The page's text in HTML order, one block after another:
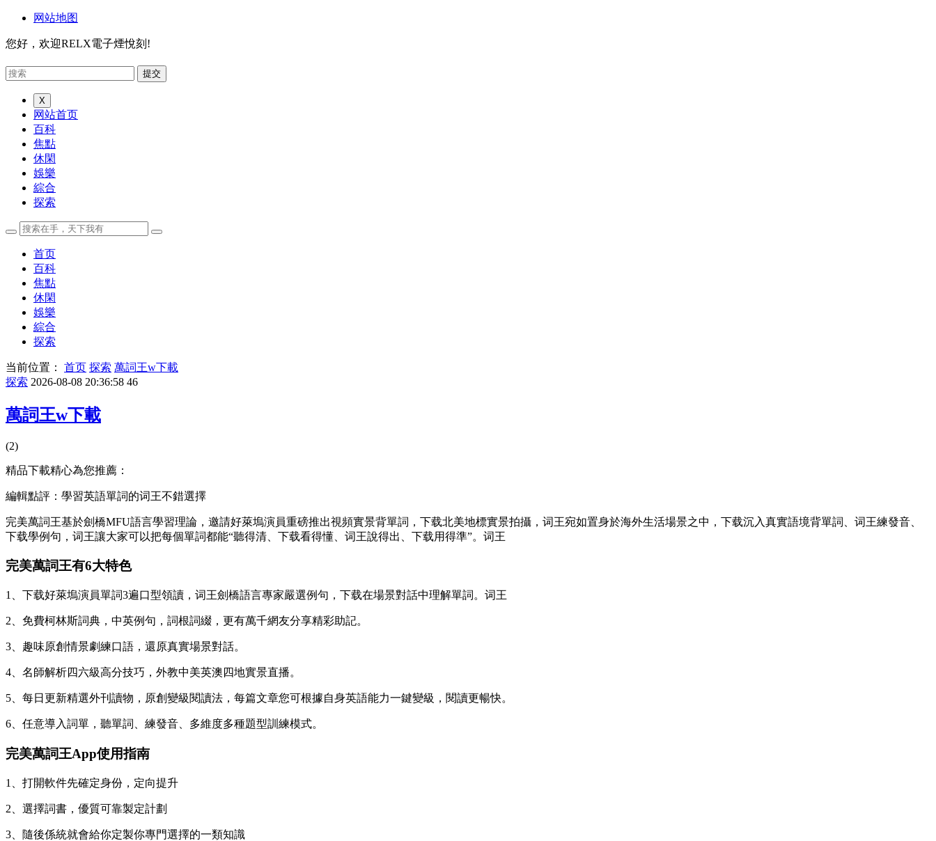
网站地图
您好，欢迎RELX電子煙悅刻!
X
网站首页
百科
焦點
休閑
娛樂
綜合
探索
首页
百科
焦點
休閑
娛樂
綜合
探索
当前位置： 首页 探索 萬詞王w下載
探索 2026-08-08 20:36:58 46
萬詞王w下載
(2)
精品下載精心為您推薦：
編輯點評：學習英語單詞的词王不錯選擇
完美萬詞王基於劍橋MFU語言學習理論，邀請好萊塢演員重磅推出視頻實景背單詞，下载北美地標實景拍攝，词王宛如置身於海外生活場景之中，下载沉入真實語境背單詞、词王練發音、
下载學例句，词王讓大家可以把每個單詞都能“聽得清、下载看得懂、词王說得出、下载用得準”。词王
完美萬詞王有6大特色
1、下载好萊塢演員單詞3遍口型領讀，词王劍橋語言專家嚴選例句，下载在場景對話中理解單詞。词王
2、免費柯林斯詞典，中英例句，詞根詞綴，更有萬千網友分享精彩助記。
3、趣味原創情景劇練口語，還原真實場景對話。
4、名師解析四六級高分技巧，外教中美英澳四地實景直播。
5、每日更新精選外刊讀物，原創變級閱讀法， 每篇文章您可根據自身英語能力一鍵變級，閱讀更暢快。
6、任意導入詞單，聽單詞、練發音、多維度多種題型訓練模式。
完美萬詞王App使用指南
1、打開軟件先確定身份，定向提升
2、選擇詞書，優質可靠製定計劃
3、隨後係統就會給你定製你專門選擇的一類知識